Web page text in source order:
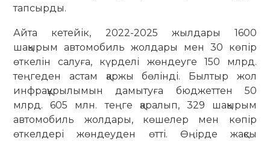
тапсырды.
Айта кетейік, 2022-2025 жылдары 1600
шақырым автомобиль жолдары мен 30 көпір
өткелін салуға, күрделі жөндеуге 150 млрд.
теңгеден астам қаржы бөлінді. Былтыр жол
инфрақұрылымын дамытуға бюджеттен 50
млрд. 605 млн. теңге қаралып, 329 шақырым
автомобиль жолдары, көшелер мен көпір
өткелдері жөндеуден өтті. Өңірде жақсы